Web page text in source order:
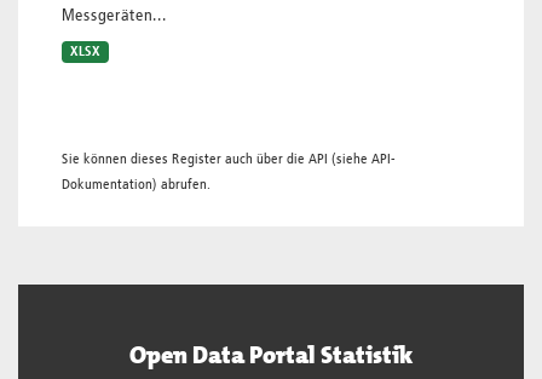
Messgeräten...
XLSX
Sie können dieses Register auch über die API (siehe API-
Dokumentation) abrufen.
Open Data Portal Statistik